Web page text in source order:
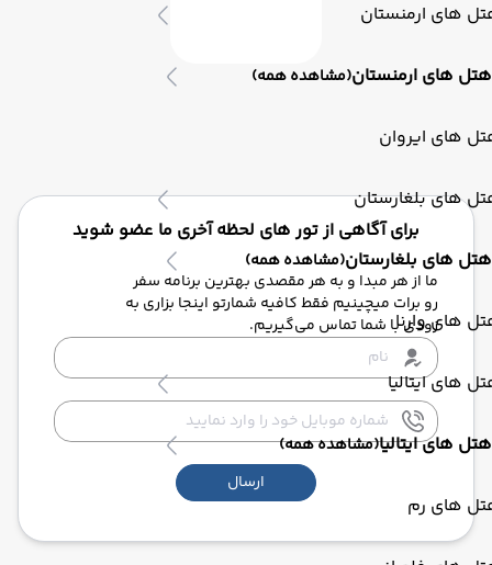
های ارمنستان
هتل های ارمنستان(مشاهده همه)
های ایروان
های بلغارستان
هتل های بلغارستان(مشاهده همه)
های وارنا
های ایتالیا
هتل های ایتالیا(مشاهده همه)
های رم
برای آگاهی از تور های لحظه آخری ما عضو شوید
ما از هر مبدا و به هر مقصدی بهترین برنامه سفر
رو برات میچینیم فقط کافیه شمارتو اینجا بزاری به
زودی با شما تماس می‌گیریم.
ارسال